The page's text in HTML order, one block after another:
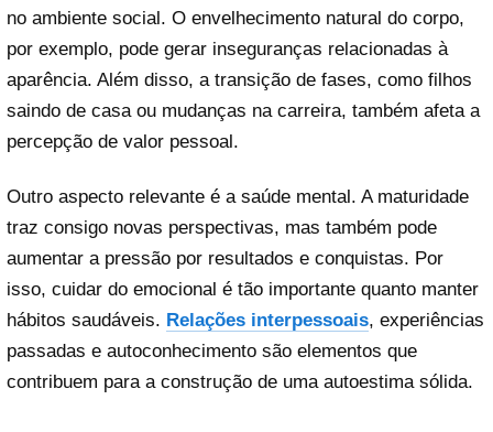
no ambiente social. O envelhecimento natural do corpo,
por exemplo, pode gerar inseguranças relacionadas à
aparência. Além disso, a transição de fases, como filhos
saindo de casa ou mudanças na carreira, também afeta a
percepção de valor pessoal.
Outro aspecto relevante é a saúde mental. A maturidade
traz consigo novas perspectivas, mas também pode
aumentar a pressão por resultados e conquistas. Por
isso, cuidar do emocional é tão importante quanto manter
hábitos saudáveis. Relações interpessoais, experiências
passadas e autoconhecimento são elementos que
contribuem para a construção de uma autoestima sólida.